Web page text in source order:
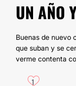
UN AÑO
Buenas de nuevo
que suban y se
verme contenta
1